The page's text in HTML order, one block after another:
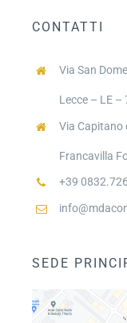
CONTATTI
Via San
Lecce – LE
Via Capitano
Francavilla
+39
SEDE